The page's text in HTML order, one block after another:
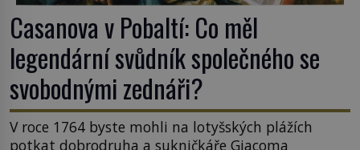
Casanova v Pobaltí: Co měl
legendární svůdník společného se
svobodnými zednáři?
V roce 1764 byste mohli na lotyšských plážích
potkat dobrodruha a sukničkáře Giacoma